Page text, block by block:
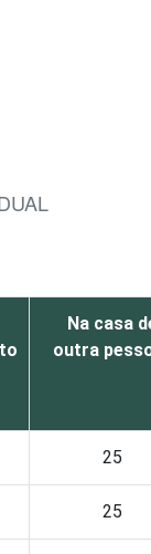
Na casa
outra
25
25